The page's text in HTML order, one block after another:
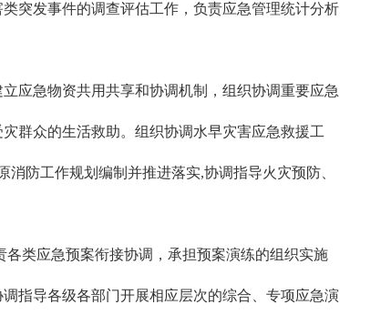
突发事件的调查评估工作，负责应急管理统计分析
应急物资共用共享和协调机制，组织协调重要应急
群众的生活救助。组织协调水早灾害应急救援工
防工作规划编制并推进落实,协调指导火灾预防、
类应急预案衔接协调，承担预案演练的组织实施
指导各级各部门开展相应层次的综合、专项应急演